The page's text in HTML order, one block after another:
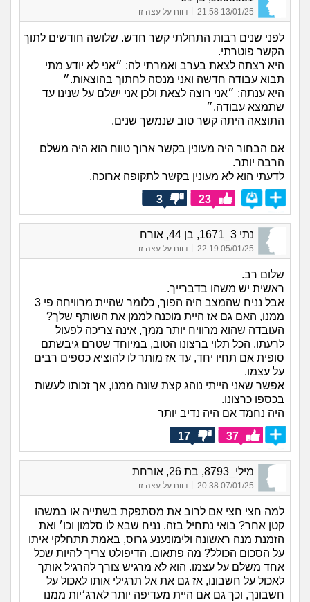
13/01/25 21:58
| דווח על עצה זו
לפני שנים רבות התחלתי קשר חדש. שלושה חודשים לתוך
הקשר פוטרתי.
היא רצתה לצאת בערב ואמרתי לה: ״אני לא יודע מתי
תבוא עבודה חדשה ואני מנסה לחתוך בהוצאות.״
היא ענתה: ״אני רוצה לצאת ולכן אני ישלם על שנינו עד
שתמצא עבודה.״
התוצאה היתה קשר טוב שנמשך שנים.
אם הבחור היה מעונין בקשר ארוך טווח הוא היה משלם
הרבה יותר.
לדעתי הוא לא מעונין בקשר לתקופה ארוכה.
23
3
נתי 3_1671, בן 44, אורח
05/01/25 22:19
| דווח על עצה זו
שלום רב.
ראשית יש משהו בדברייך.
אבל נניח שהמצב היה הפוך, כלומר שהיית מרוויחה פי 3
ממנו, האם גם אז היית מוכנה לממן את השותף שלך?
העובדה שהוא מרוויח יותר ממך, אינה צריכה לפעול
לרעתו. הכל תלוי ברצונו הטוב, במיוחד שטרם גיבשתם
סופית אם תחיו יחד, עד אז מותר לו להוציא כספים רבים
על עצמו.
אפשר שאני הייתי נוהג קצת שונה ממנו, אך זכותו לעשות
בכספו כרצונו.
היה נחמד אם היה נדיב יותר
37
17
מילי_8793, בת 26, אורחת
07/01/25 20:38 דווח על עצה זו
למה חצי חצי אם לרוב את מסתפקת בשתייה או במשהו
קטן אחר? בואי נתחיל בזה. נניח שבא לו סלמון וכו׳ ואת
הזמנת מנה ראשונה ולימונענע גרוס, באמת תתחלקי איתו
על הסכום הכולל? מה פתאום. הדיפולט צריך להיות שכל
אחד משלם על עצמו. הוא לא מרגיש צורך להרגיל אותך
לאכול על חשבונו, אז גם את אל תרגילי אותו לאכול על
חשבונך, וכך גם אם היית מעדיפה יותר לארג׳יות ממנו